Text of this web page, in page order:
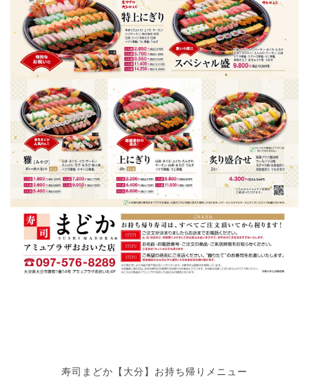
寿司まどか【大分】お持ち帰りメニュー